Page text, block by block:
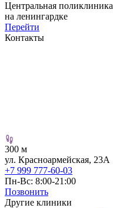
Центральная поликлиника
на ленингардке
Перейти
Контакты
300 м
ул. Красноармейская, 23А
+7 999 777-60-03
Пн-Вс: 8:00-21:00
Позвонить
Другие клиники